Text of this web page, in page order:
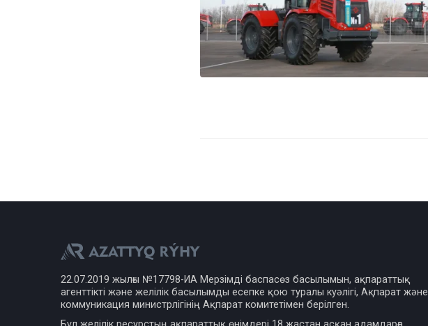
22.07.2019 жылғы №17798-ИА Мерзімді баспасөз басылымын, ақпараттық
агенттікті және желілік басылымды есепке қою туралы куәлігі, Ақпарат және
коммуникация министрлігінің Ақпарат комитетімен берілген.